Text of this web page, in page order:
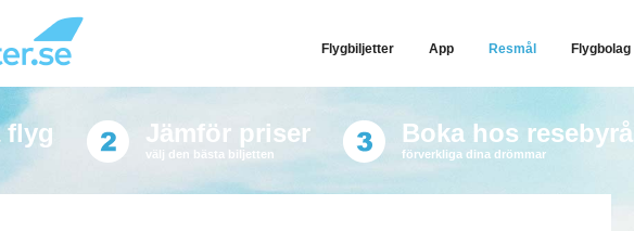
Flygbiljetter App Resmål Flygbolag
flyg Jämför priser
välj den bästa biljetten
Boka hos resebyrå
förverkliga dina drömmar